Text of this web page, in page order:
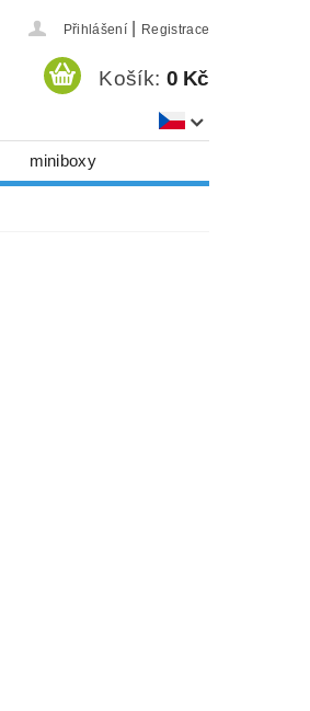
Přihlášení Registrace
Košík: 0 Kč
miniboxy